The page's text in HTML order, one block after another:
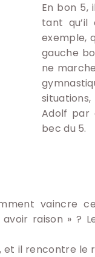
En bon 5,
tant
exemple,
gauche
ne
Adolf par
bec du 5.
vaincre
raison » ?
il rencontre le